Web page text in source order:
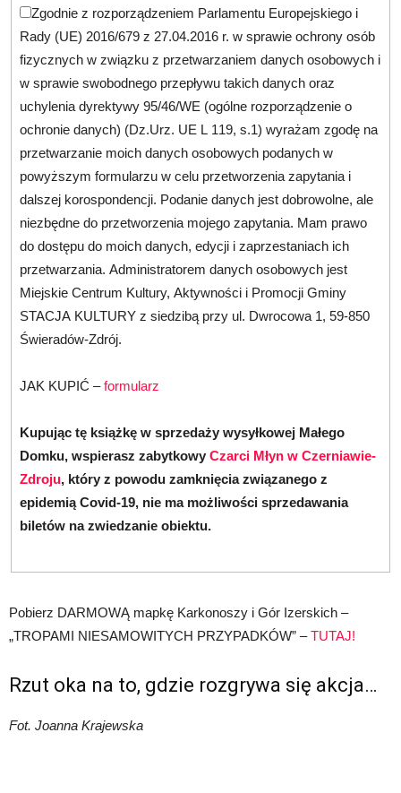
Zgodnie z rozporządzeniem Parlamentu Europejskiego i
Rady (UE) 2016/679 z 27.04.2016 r. w sprawie ochrony osób
fizycznych w związku z przetwarzaniem danych osobowych i
w sprawie swobodnego przepływu takich danych oraz
uchylenia dyrektywy 95/46/WE (ogólne rozporządzenie o
ochronie danych) (Dz.Urz. UE L 119, s.1) wyrażam zgodę na
przetwarzanie moich danych osobowych podanych w
powyższym formularzu w celu przetworzenia zapytania i
dalszej korospondencji. Podanie danych jest dobrowolne, ale
niezbędne do przetworzenia mojego zapytania. Mam prawo
do dostępu do moich danych, edycji i zaprzestaniach ich
przetwarzania. Administratorem danych osobowych jest
Miejskie Centrum Kultury, Aktywności i Promocji Gminy
STACJA KULTURY z siedzibą przy ul. Dwrocowa 1, 59-850
Świeradów-Zdrój.
JAK KUPIĆ –formularz
Kupując tę książkę w sprzedaży wysyłkowej Małego
Domku, wspierasz zabytkowy Czarci Młyn w Czerniawie-
Zdroju, który z powodu zamknięcia związanego z
epidemią Covid-19, nie ma możliwości sprzedawania
biletów na zwiedzanie obiektu.
Pobierz DARMOWĄ mapkę Karkonoszy i Gór Izerskich –
„TROPAMI NIESAMOWITYCH PRZYPADKÓW” –TUTAJ!
Rzut oka na to, gdzie rozgrywa się akcja…
Fot. Joanna Krajewska